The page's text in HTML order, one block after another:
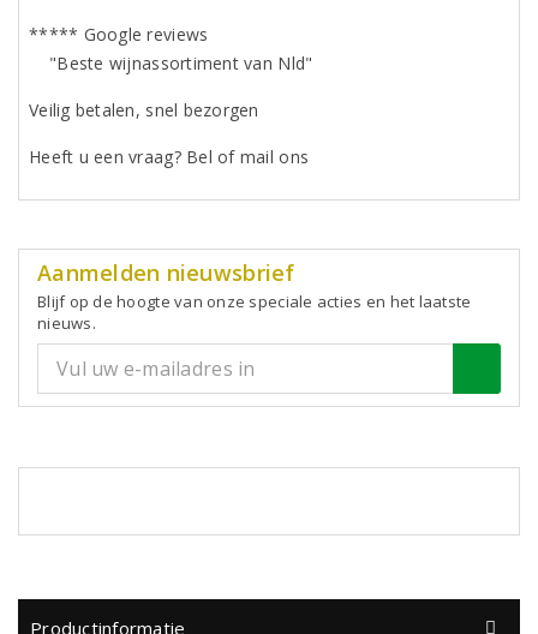
***** Google reviews
"Beste wijnassortiment van Nld"
Veilig betalen, snel bezorgen
Heeft u een vraag? Bel of mail ons
Aanmelden nieuwsbrief
Blijf op de hoogte van onze speciale acties en het laatste
nieuws.
Productinformatie